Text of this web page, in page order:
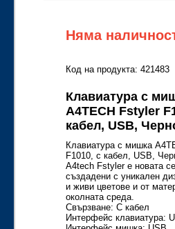
Няма
Код на продукта: 421483
Клавиатура с
A4TECH Fstyler
кабел, USB,
Клавиатура с мишка
F1010, с кабел, USB,
A4tech Fstyler e новата
създадени с уникален
и живи цветове и от
околната среда.
Свързване: С кабел
Интерфейс клавиатура: